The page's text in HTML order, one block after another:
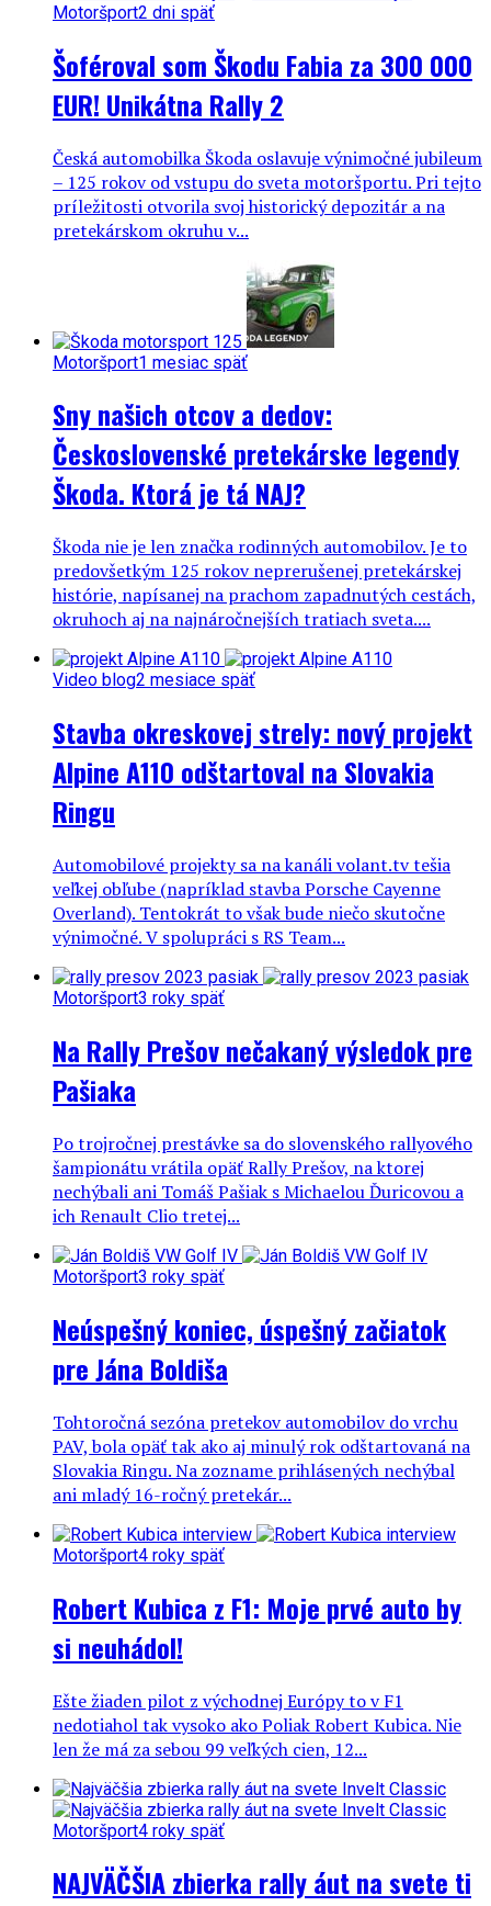
Motoršport2 dni späť
Šoféroval som Škodu Fabia za 300 000
EUR! Unikátna Rally 2
Česká automobilka Škoda oslavuje výnimočné jubileum
– 125 rokov od vstupu do sveta motoršportu. Pri tejto
príležitosti otvorila svoj historický depozitár a na
pretekárskom okruhu v...
Motoršport1 mesiac späť
Sny našich otcov a dedov:
Československé pretekárske legendy
Škoda. Ktorá je tá NAJ?
Škoda nie je len značka rodinných automobilov. Je to
predovšetkým 125 rokov neprerušenej pretekárskej
histórie, napísanej na prachom zapadnutých cestách,
okruhoch aj na najnáročnejších tratiach sveta....
Video blog2 mesiace späť
Stavba okreskovej strely: nový projekt
Alpine A110 odštartoval na Slovakia
Ringu
Automobilové projekty sa na kanáli volant.tv tešia
veľkej obľube (napríklad stavba Porsche Cayenne
Overland). Tentokrát to však bude niečo skutočne
výnimočné. V spolupráci s RS Team...
Motoršport3 roky späť
Na Rally Prešov nečakaný výsledok pre
Pašiaka
Po trojročnej prestávke sa do slovenského rallyového
šampionátu vrátila opäť Rally Prešov, na ktorej
nechýbali ani Tomáš Pašiak s Michaelou Ďuricovou a
ich Renault Clio tretej...
Motoršport3 roky späť
Neúspešný koniec, úspešný začiatok
pre Jána Boldiša
Tohtoročná sezóna pretekov automobilov do vrchu
PAV, bola opäť tak ako aj minulý rok odštartovaná na
Slovakia Ringu. Na zozname prihlásených nechýbal
ani mladý 16-ročný pretekár...
Motoršport4 roky späť
Robert Kubica z F1: Moje prvé auto by
si neuhádol!
Ešte žiaden pilot z východnej Európy to v F1
nedotiahol tak vysoko ako Poliak Robert Kubica. Nie
len že má za sebou 99 veľkých cien, 12...
Motoršport4 roky späť
NAJVÄČŠIA zbierka rally áut na svete ti